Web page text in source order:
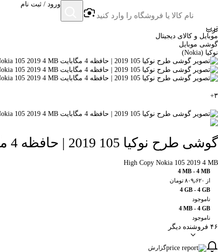
ترب
ورود / ثبت نام
ترب
موبایل و کالای دیجیتال
گوشی موبایل
نوکیا (Nokia)
۳+
گوشی طرح نوکیا 105 2019 | حافظه 4 مگابایت
High Copy Nokia 105 2019 4 MB
4 MB - 4 MB
از ۸۰۹٫۶۲۰ تومان
4 GB - 4 GB
ناموجود
4 MB - 4 GB
ناموجود
۴۶ فروشنده دیگر
گزارش